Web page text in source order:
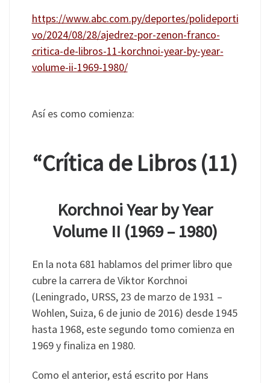
https://www.abc.com.py/deportes/polideporti
vo/2024/08/28/ajedrez-por-zenon-franco-
critica-de-libros-11-korchnoi-year-by-year-
volume-ii-1969-1980/
Así es como comienza:
“Crítica de Libros (11)
Korchnoi Year by Year
Volume II (1969 – 1980)
En la nota 681 hablamos del primer libro que
cubre la carrera de Viktor Korchnoi
(Leningrado, URSS, 23 de marzo de 1931 –
Wohlen, Suiza, 6 de junio de 2016) desde 1945
hasta 1968, este segundo tomo comienza en
1969 y finaliza en 1980.
Como el anterior, está escrito por Hans